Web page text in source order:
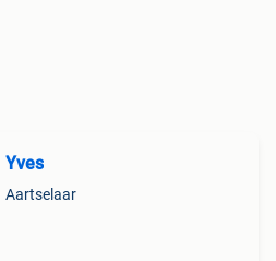
Yves
Aartselaar